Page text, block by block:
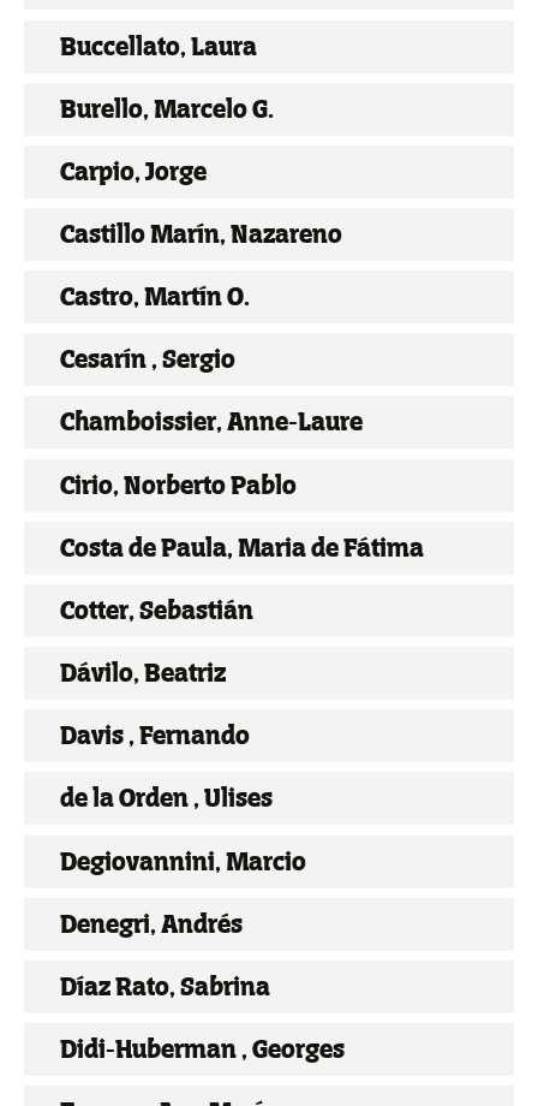
Buccellato, Laura
Burello, Marcelo G.
Carpio, Jorge
Castillo Marín, Nazareno
Castro, Martín O.
Cesarín , Sergio
Chamboissier, Anne-Laure
Cirio, Norberto Pablo
Costa de Paula, Maria de Fátima
Cotter, Sebastián
Dávilo, Beatriz
Davis , Fernando
de la Orden , Ulises
Degiovannini, Marcio
Denegri, Andrés
Díaz Rato, Sabrina
Didi-Huberman , Georges